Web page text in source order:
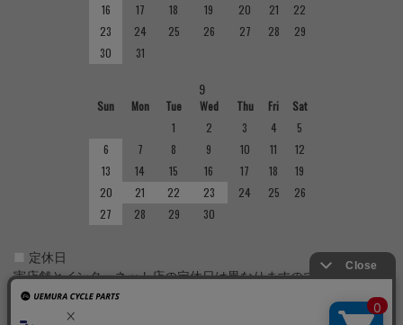
16
17 18 19 20 21
22
23
24 25 26 27 28
29
30
31
9
Sun Mon Tue Wed Thu Fri
Sat
1
2 3 4
5
6
7 8 9 10 11
12
13
14 15 16 17 18
19
20
21 22 23 24 25
26
27
28 29 30
定休日
実店舗とインターネット店の定休日は異なりますのでご注意くだ
さい。実店舗の定休日については店舗紹介をご確認ください。